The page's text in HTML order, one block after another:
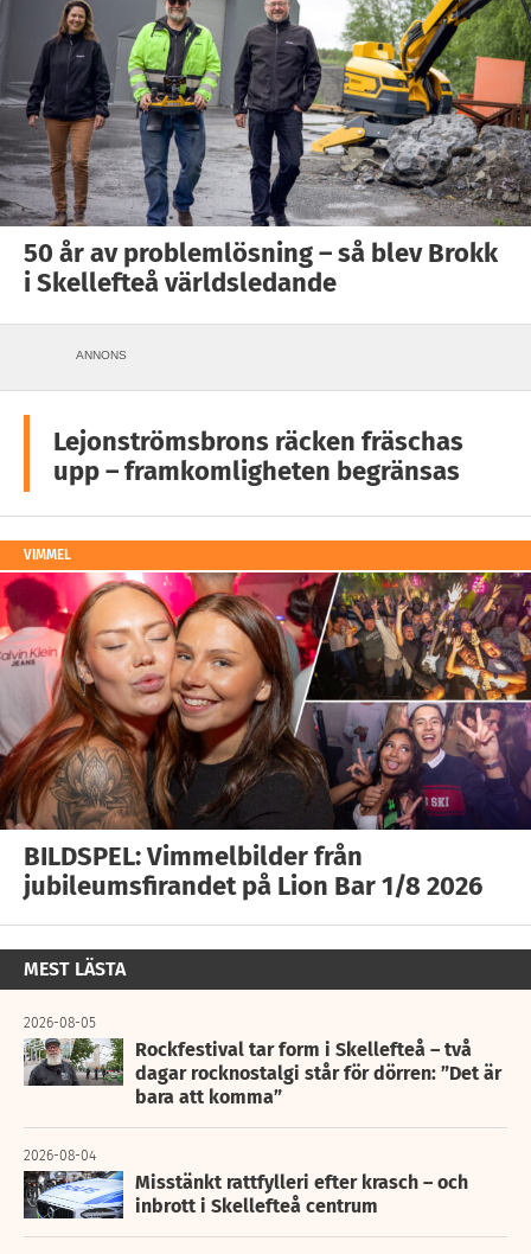
50 år av problemlösning – så blev Brokk
i Skellefteå världsledande
ANNONS
Lejonströmsbrons räcken fräschas
upp – framkomligheten begränsas
VIMMEL
BILDSPEL: Vimmelbilder från
jubileumsfirandet på Lion Bar 1/8 2026
MEST LÄSTA
2026-08-05
Rockfestival tar form i Skellefteå – två
dagar rocknostalgi står för dörren: ”Det är
bara att komma”
2026-08-04
Misstänkt rattfylleri efter krasch – och
inbrott i Skellefteå centrum